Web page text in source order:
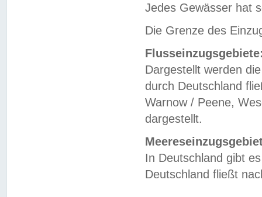
Jedes Gewässer hat
Die Grenze des
Dargestellt werden
durch Deutschland
Warnow / Peene,
dargestellt.
In Deutschland gibt
Deutschland fließt